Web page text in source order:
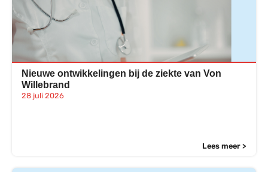
Nieuwe ontwikkelingen bij de ziekte van Von
Willebrand
28 juli 2026
Lees meer >